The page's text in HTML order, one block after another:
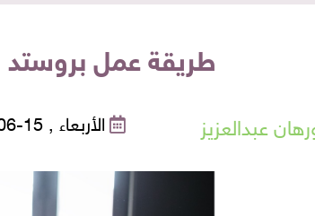
طريقة عمل بروستد
عبدالعزيز الأربعاء , 15-06-2022